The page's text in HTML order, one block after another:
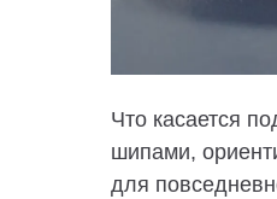
Что касается
шипами,
для